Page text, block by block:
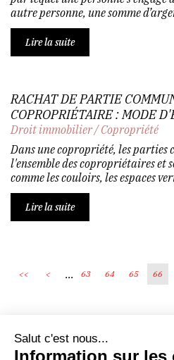
autre personne, une somme
Lire la suite
RACHAT DE PARTIE
COPROPRIÉTAIRE : MODE
Droit immobilier/Copropriété
Dans une copropriété, les
l'ensemble des copropriétaires et
comme les couloirs, les espaces
Lire la suite
<< < ... 63 64 65 66